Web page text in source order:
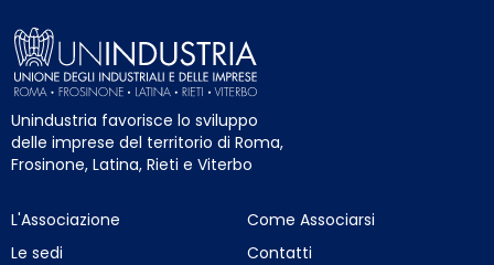
Unindustria favorisce lo sviluppo
delle imprese del territorio di Roma,
Frosinone, Latina, Rieti e Viterbo
L'Associazione
Le sedi
Come Associarsi
Contatti